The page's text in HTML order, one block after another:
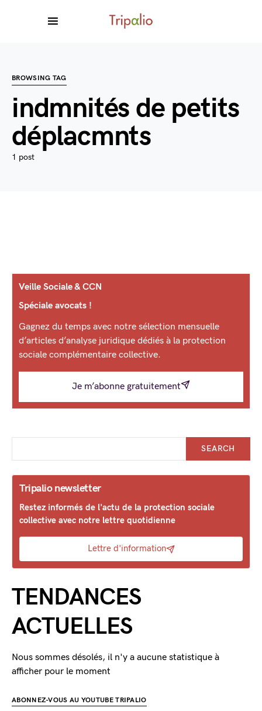
BROWSING TAG
indmnités de petits
déplacmnts
1 post
Veille Sociale & CCN
Spéciale avocats !
Gagnez du temps avec notre sélection mensuelle
d’articles d’analyse juridique dédiés à la protection
sociale complémentaire collective.
Je m’abonne gratuitement
SEARCH
Tripalio newsletter
Restez informés de l'actu de la protection sociale
collective avec notre lettre quotidienne
Lettre d'information
TENDANCES
ACTUELLES
Nous sommes désolés, il n'y a aucune statistique à
afficher pour le moment
ABONNEZ-VOUS AU YOUTUBE TRIPALIO